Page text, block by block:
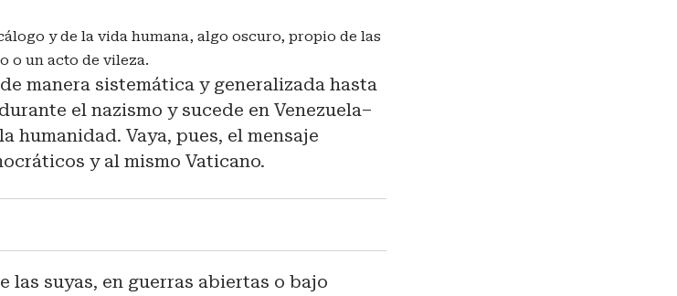
y de la vida humana, algo oscuro, propio de las
o un acto de vileza.
manera sistemática y generalizada hasta
el nazismo y sucede en Venezuela–
humanidad. Vaya, pues, el mensaje
y al mismo Vaticano.
las suyas, en guerras abiertas o bajo